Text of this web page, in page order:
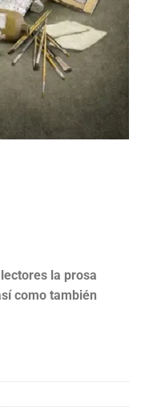
la prosa
como también